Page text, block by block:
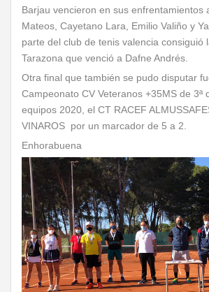
Barjau vencieron en sus enfrentamientos
Mateos, Cayetano Lara, Emilio Valiño y
parte del club de tenis valencia consiguió
Tarazona que venció a Dafne Andrés.
Otra final que también se pudo disputar
Campeonato CV Veteranos +35MS de 3ª
equipos 2020, el CT RACEF
VINAROS por un marcador de 5 a 2.
Enhorabuena